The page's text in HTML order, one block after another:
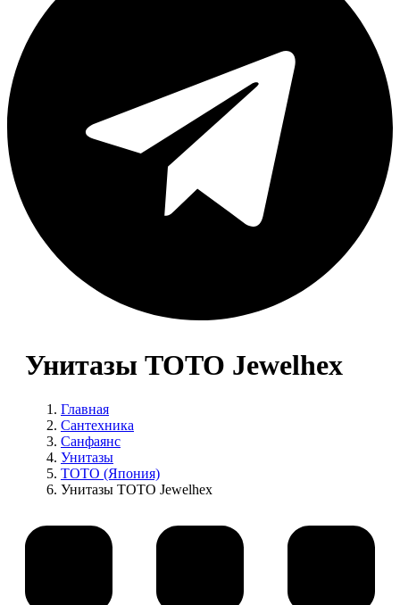
Унитазы TOTO Jewelhex
Главная
Сантехника
Санфаянс
Унитазы
TOTO (Япония)
Унитазы TOTO Jewelhex